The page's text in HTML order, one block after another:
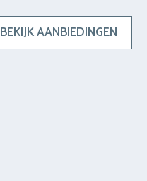
BEKIJK AANBIEDINGEN